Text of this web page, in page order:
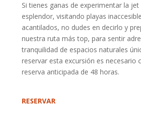
Si tienes ganas de experimentar la
esplendor, visitando playas
acantilados, no dudes en decirlo y
nuestra ruta más top, para sentir
tranquilidad de espacios naturales
reservar esta excursión es necesario
reserva anticipada de 48 horas.
RESERVAR